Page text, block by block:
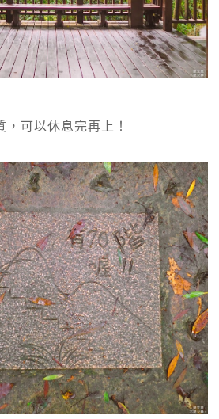
可以休息完再上！